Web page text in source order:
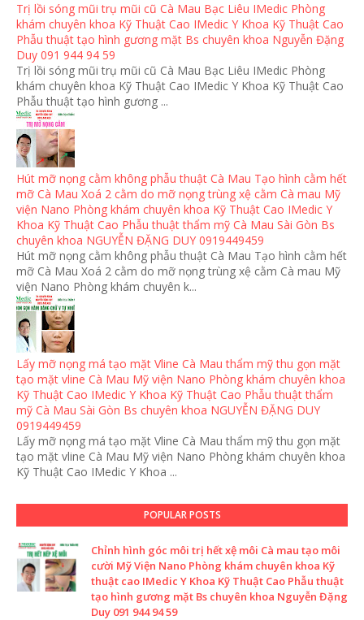
Trị lồi sóng mũi trụ mũi cũ Cà Mau Bạc Liêu IMedic Phòng
khám chuyên khoa Kỹ Thuật Cao IMedic Y Khoa Kỹ Thuật Cao
Phẫu thuật tạo hình gương mặt Bs chuyên khoa Nguyễn Đặng
Duy 091 944 94 59
Trị lồi sóng mũi trụ mũi cũ Cà Mau Bạc Liêu IMedic Phòng
khám chuyên khoa Kỹ Thuật Cao IMedic Y Khoa Kỹ Thuật Cao
Phẫu thuật tạo hình gương ...
Hút mỡ nọng cằm không phẫu thuật Cà Mau Tạo hình cằm hết
mỡ Cà Mau Xoá 2 cằm do mỡ nọng trùng xệ cằm Cà mau Mỹ
viện Nano Phòng khám chuyên khoa Kỹ Thuật Cao IMedic Y
Khoa Kỹ Thuật Cao Phẫu thuật thẩm mỹ Cà Mau Sài Gòn Bs
chuyên khoa NGUYỄN ĐẶNG DUY 0919449459
Hút mỡ nọng cằm không phẫu thuật Cà Mau Tạo hình cằm hết
mỡ Cà Mau Xoá 2 cằm do mỡ nọng trùng xệ cằm Cà mau Mỹ
viện Nano Phòng khám chuyên k...
Lấy mỡ nọng má tạo mặt Vline Cà Mau thẩm mỹ thu gọn mặt
tạo mặt vline Cà Mau Mỹ viện Nano Phòng khám chuyên khoa
Kỹ Thuật Cao IMedic Y Khoa Kỹ Thuật Cao Phẫu thuật thẩm
mỹ Cà Mau Sài Gòn Bs chuyên khoa NGUYỄN ĐẶNG DUY
0919449459
Lấy mỡ nọng má tạo mặt Vline Cà Mau thẩm mỹ thu gọn mặt
tạo mặt vline Cà Mau Mỹ viện Nano Phòng khám chuyên khoa
Kỹ Thuật Cao IMedic Y Khoa ...
POPULAR POSTS
Chỉnh hình góc môi trị hết xệ môi Cà mau tạo môi
cười Mỹ Viện Nano Phòng khám chuyên khoa Kỹ
thuật cao IMedic Y Khoa Kỹ Thuật Cao Phẫu thuật
tạo hình gương mặt Bs chuyên khoa Nguyễn Đặng
Duy 091 944 94 59